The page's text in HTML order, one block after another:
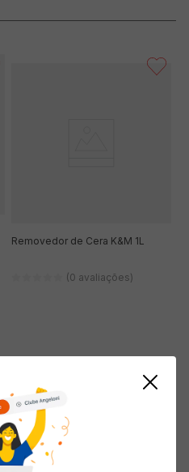
Removedor de Cera K&M 1L
(0 avaliações)
AVISE-ME